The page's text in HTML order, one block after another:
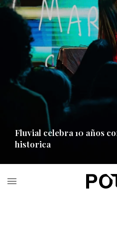
Fluvial celebra 10 años
historica